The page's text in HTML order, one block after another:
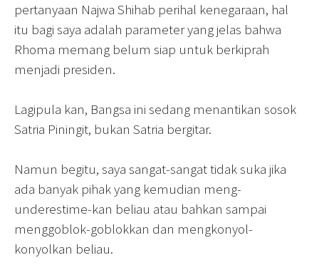
pertanyaan Najwa Shihab perihal kenegaraan, hal
itu bagi saya adalah parameter yang jelas bahwa
Rhoma memang belum siap untuk berkiprah
menjadi presiden.
Lagipula kan, Bangsa ini sedang menantikan sosok
Satria Piningit, bukan Satria bergitar.
Namun begitu, saya sangat-sangat tidak suka jika
ada banyak pihak yang kemudian meng-
underestime-kan beliau atau bahkan sampai
menggoblok-goblokkan dan mengkonyol-
konyolkan beliau.